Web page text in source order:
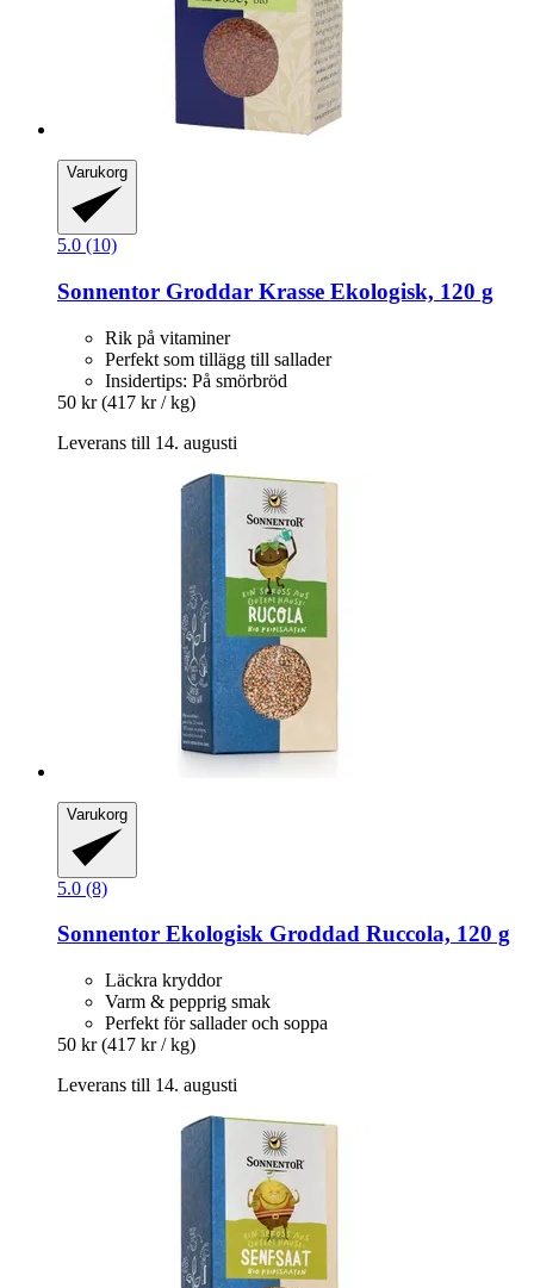
Varukorg
5.0 (10)
Sonnentor Groddar Krasse Ekologisk, 120 g
Rik på vitaminer
Perfekt som tillägg till sallader
Insidertips: På smörbröd
50 kr (417 kr / kg)
Leverans till 14. augusti
Varukorg
5.0 (8)
Sonnentor Ekologisk Groddad Ruccola, 120 g
Läckra kryddor
Varm & pepprig smak
Perfekt för sallader och soppa
50 kr (417 kr / kg)
Leverans till 14. augusti